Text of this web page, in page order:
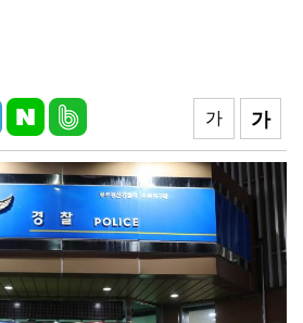
가
가